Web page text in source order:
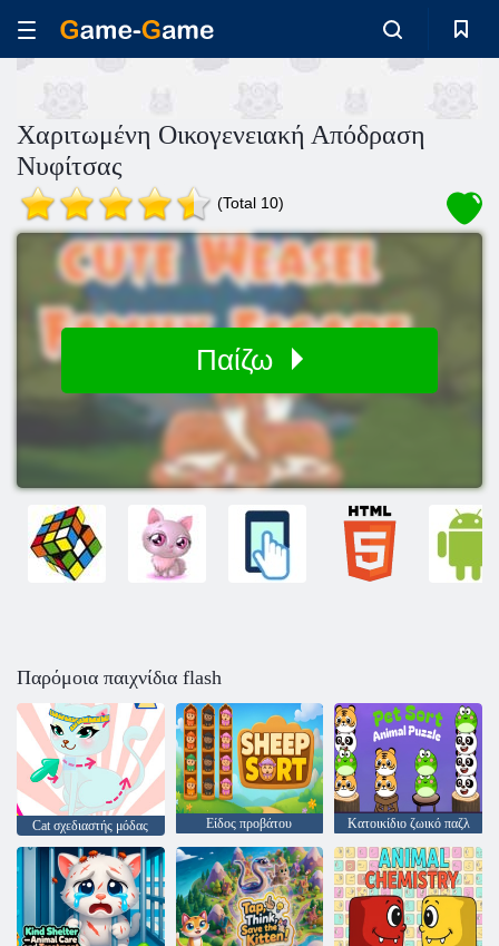
Χαριτωμένη Οικογενειακή Απόδραση
Νυφίτσας
(Total 10)
Παίζω
Παρόμοια παιχνίδια flash
Cat σχεδιαστής μόδας Είδος προβάτου Κατοικίδιο ζωικό παζλ